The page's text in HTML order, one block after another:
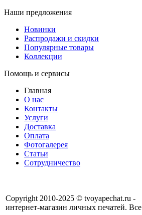
Наши предложения
Новинки
Распродажи и скидки
Популярные товары
Коллекции
Помощь и сервисы
Главная
О нас
Контакты
Услуги
Доставка
Оплата
Фотогалерея
Статьи
Сотрудничество
Copyright 2010-2025 © tvoyapechat.ru -
интернет-магазин личных печатей. Все